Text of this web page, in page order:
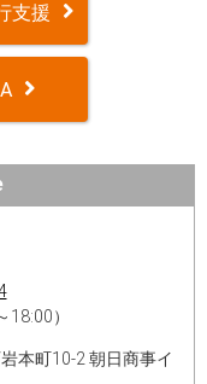
支援
）
本町10-2 朝日商事イ